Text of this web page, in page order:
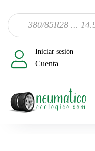
Iniciar sesión
Cuenta